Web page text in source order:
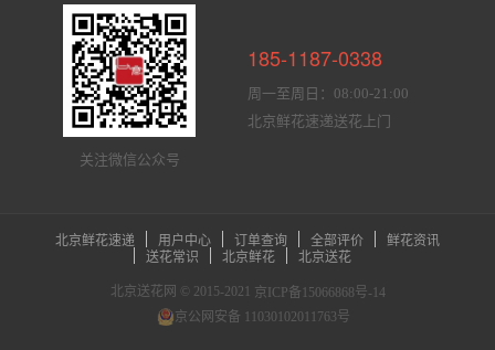
关注微信公众号
185-1187-0338
周一至周日：08:00-21:00
北京鲜花速递送花上门
北京鲜花速递 用户中心 订单查询 全部评价
鲜花资讯
送花常识
北京鲜花 北京送花
北京送花网 © 2015-2021
京ICP备15066868号-14
京公网安备 11030102011763号